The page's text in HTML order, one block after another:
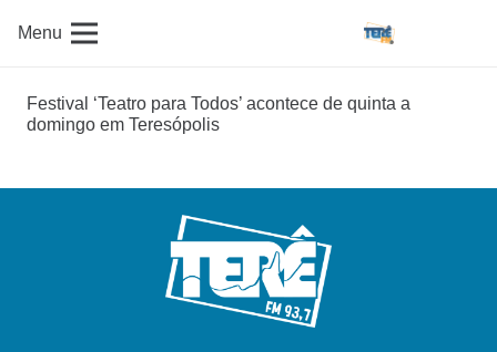
Menu
Festival ‘Teatro para Todos’ acontece de quinta a
domingo em Teresópolis